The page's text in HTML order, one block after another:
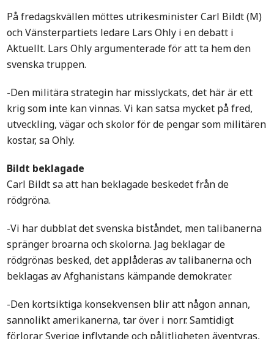
På fredagskvällen möttes utrikesminister Carl Bildt (M)
och Vänsterpartiets ledare Lars Ohly i en debatt i
Aktuellt. Lars Ohly argumenterade för att ta hem den
svenska truppen.
-Den militära strategin har misslyckats, det här är ett
krig som inte kan vinnas. Vi kan satsa mycket på fred,
utveckling, vägar och skolor för de pengar som militären
kostar, sa Ohly.
Bildt beklagade
Carl Bildt sa att han beklagade beskedet från de
rödgröna.
-Vi har dubblat det svenska biståndet, men talibanerna
spränger broarna och skolorna. Jag beklagar de
rödgrönas besked, det applåderas av talibanerna och
beklagas av Afghanistans kämpande demokrater.
-Den kortsiktiga konsekvensen blir att någon annan,
sannolikt amerikanerna, tar över i norr. Samtidigt